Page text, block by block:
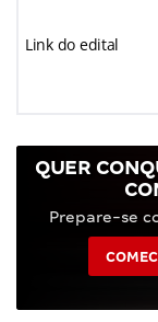
Link do edital
QUER
Prepare-se